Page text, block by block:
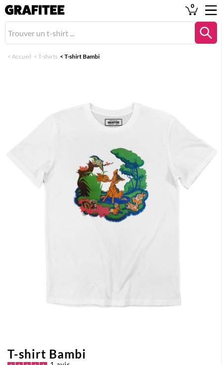
0
< Accueil < T-shirts < T-shirt Bambi
T-shirt Bambi